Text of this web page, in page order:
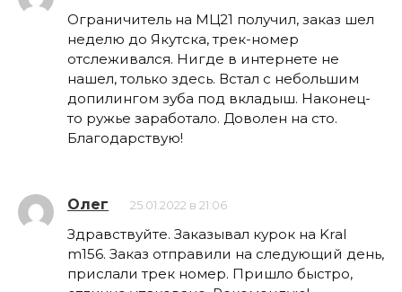
Ограничитель на МЦ21 получил, заказ шел
неделю до Якутска, трек-номер
отслеживался. Нигде в интернете не
нашел, только здесь. Встал с небольшим
допилингом зуба под вкладыш. Наконец-
то ружье заработало. Доволен на сто.
Благодарствую!
Олег 25.01.2022 в 21:06
Здравствуйте. Заказывал курок на Kral
m156. Заказ отправили на следующий день,
прислали трек номер. Пришло быстро,